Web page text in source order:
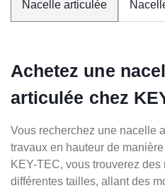
Nacelle articulée
Achetez une
articulée chez
Vous recherchez une nacelle
travaux en hauteur de
KEY-TEC, vous trouverez
différentes tailles, allant des